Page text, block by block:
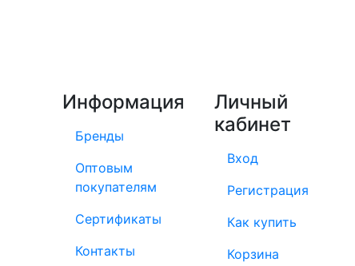
Информация
Бренды
Оптовым
покупателям
Сертификаты
Контакты
Личный
кабинет
Вход
Регистрация
Как купить
Корзина